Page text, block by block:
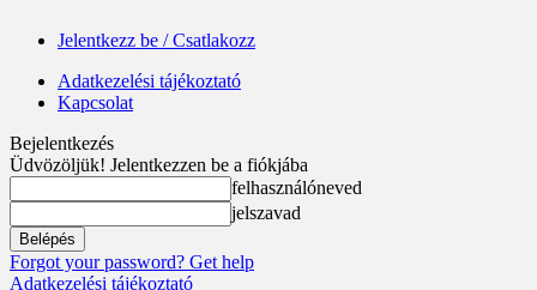
Jelentkezz be / Csatlakozz
Adatkezelési tájékoztató
Kapcsolat
Bejelentkezés
Üdvözöljük! Jelentkezzen be a fiókjába
felhasználóneved
jelszavad
Forgot your password? Get help
Adatkezelési tájékoztató